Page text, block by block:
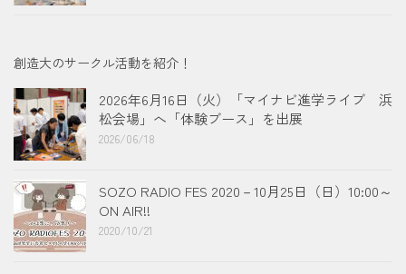
創造大のサークル活動を紹介！
2026年6月16日（火）「マイナビ進学ライブ 浜
松会場」へ「体験ブース」を出展
2026/06/18
SOZO RADIO FES 2020－10月25日（日）10:00～
ON AIR!!
2020/10/21